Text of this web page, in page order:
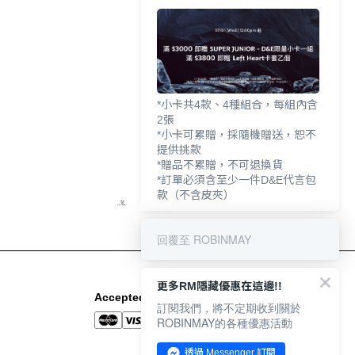
Accepted Payment Methods
*小卡共4款、4種組合，每組內含
2張
*小卡可累贈，採隨機贈送，恕不
提供挑款
*贈品不累贈，不可退換貨
*訂單必須含至少一件D&E代言包
款（不含皮夾）
回覆至 ROBINMAY
更多RM隱藏優惠在這邊!!
訂閱我們，將不定期收到關於
ROBINMAY的各種優惠活動
透過 Messenger 訂閱